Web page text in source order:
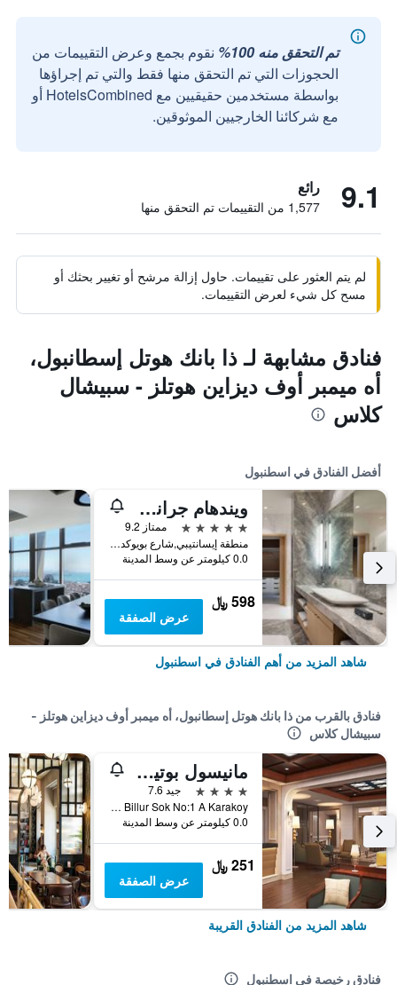
تم التحقق منه 100%
نقوم بجمع وعرض التقييمات من
الحجوزات التي تم التحقق منها فقط والتي تم إجراؤها
بواسطة مستخدمين حقيقيين مع HotelsCombined أو
مع شركائنا الخارجيين الموثوقين.
9.1 رائع
1,577 من التقييمات تم التحقق منها
لم يتم العثور على تقييمات. حاول إزالة مرشح أو تغيير بحثك أو
مسح كل شيء لعرض التقييمات.
فنادق مشابهة لـ ذا بانك هوتل إسطانبول،
أه ميمبر أوف ديزاين هوتلز - سبيشال
كلاس
أفضل الفنادق في اسطنبول
ويندهام جراند إسطنبول ليفينت
5 نجوم
ممتاز 9.2
منطقة إيسانتيبي,شارع بويوكديري 177-183 شيشلي, اسطنبول, تركيا
0.0 كيلومتر عن وسط المدينة
598 ﷼
عرض الصفقة
شاهد المزيد من أهم الفنادق في اسطنبول
فنادق بالقرب من ذا بانك هوتل إسطانبول، أه ميمبر أوف ديزاين هوتلز -
سبيشال كلاس
مانيسول بوتيك جالاتا
4 نجوم
جيد 7.6
Arapcamii Mah Bankalar Cad. Billur Sok No:1 A Karakoy, اسطنبول, تركيا
0.0 كيلومتر عن وسط المدينة
251 ﷼
عرض الصفقة
شاهد المزيد من الفنادق القريبة
فنادق رخيصة في اسطنبول